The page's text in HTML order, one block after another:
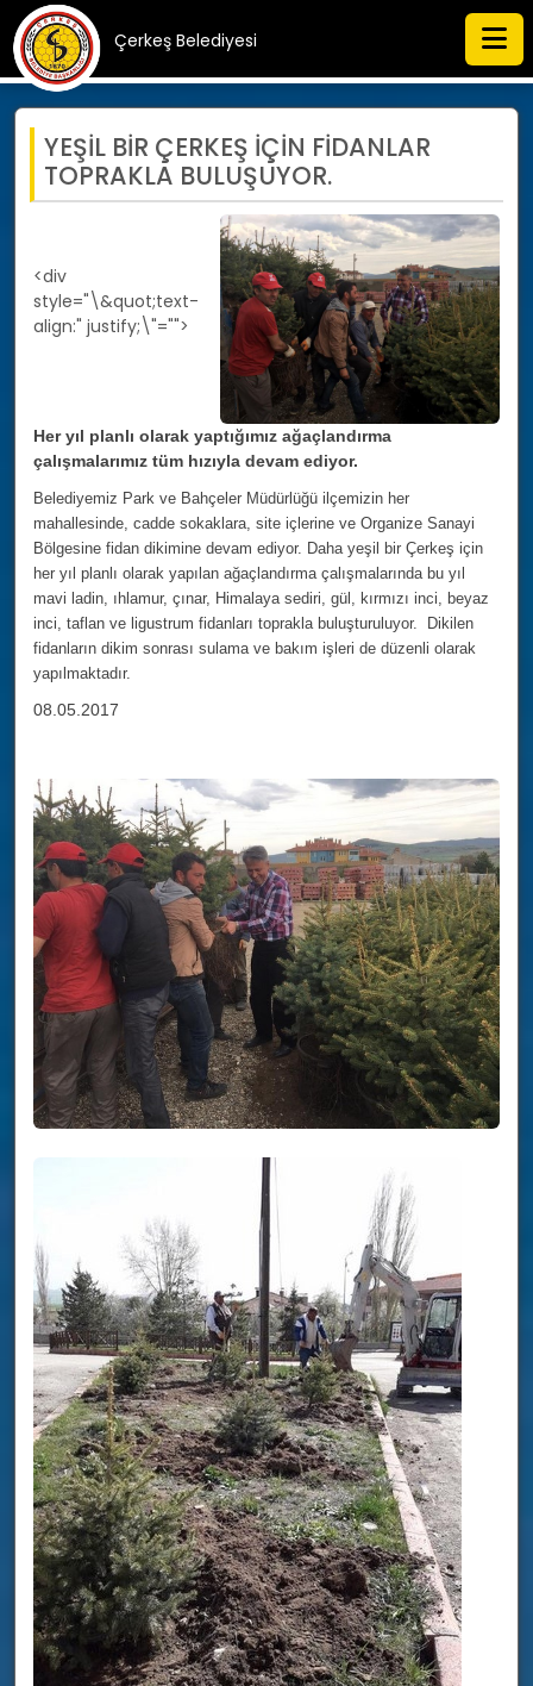
Çerkeş Belediyesi
YEŞİL BİR ÇERKEŞ İÇİN FİDANLAR
TOPRAKLA BULUŞUYOR.
<div
style="\&quot;text-
align:" justify;\"="">
Her yıl planlı olarak yaptığımız ağaçlandırma
çalışmalarımız tüm hızıyla devam ediyor.
Belediyemiz Park ve Bahçeler Müdürlüğü ilçemizin her
mahallesinde, cadde sokaklara, site içlerine ve Organize Sanayi
Bölgesine fidan dikimine devam ediyor. Daha yeşil bir Çerkeş için
her yıl planlı olarak yapılan ağaçlandırma çalışmalarında bu yıl
mavi ladin, ıhlamur, çınar, Himalaya sediri, gül, kırmızı inci, beyaz
inci, taflan ve ligustrum fidanları toprakla buluşturuluyor. Dikilen
fidanların dikim sonrası sulama ve bakım işleri de düzenli olarak
yapılmaktadır.
08.05.2017